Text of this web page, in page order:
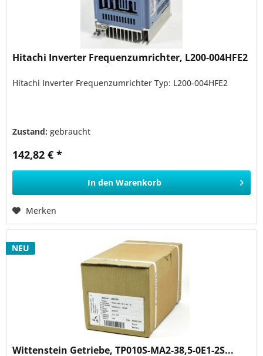
Hitachi Inverter Frequenzumrichter, L200-004HFE2
Hitachi Inverter Frequenzumrichter Typ: L200-004HFE2
Zustand:gebraucht
142,82 € *
In den Warenkorb
Merken
NEU
Wittenstein Getriebe, TP010S-MA2-38,5-0E1-2S...